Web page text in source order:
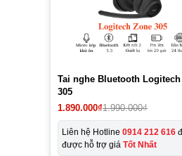
Tai nghe Bluetooth
305
1.990.000₫
Giá
gốc
là:
1.990.000₫.
1.890.000₫
Giá
hiện
tại
là:
1.890.000₫.
Liên hệ Hotline 0914 212 616
được hỗ trợ giá Tốt Nhất